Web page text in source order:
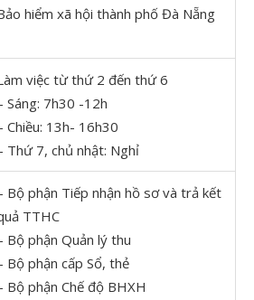
hiểm xã hội thành phố Đà Nẵng
việc từ thứ 2 đến thứ 6
Sáng: 7h30 -12h
Chiều: 13h- 16h30
Thứ 7, chủ nhật: Nghỉ
Bộ phận Tiếp nhận hồ sơ và trả kết
TTHC
Bộ phận Quản lý thu
Bộ phận cấp Sổ, thẻ
Bộ phận Chế độ BHXH